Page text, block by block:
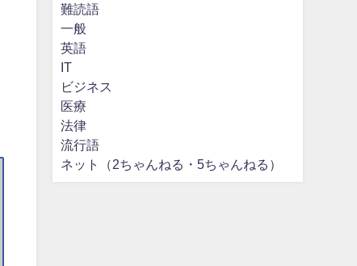
難読語
一般
英語
IT
ビジネス
医療
法律
流行語
ネット（2ちゃんねる・5ちゃんねる）